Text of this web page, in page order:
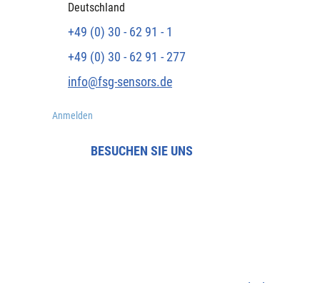
Deutschland
+49 (0) 30 - 62 91 - 1
+49 (0) 30 - 62 91 - 277
info@fsg-sensors.de
Anmelden
BESUCHEN SIE UNS